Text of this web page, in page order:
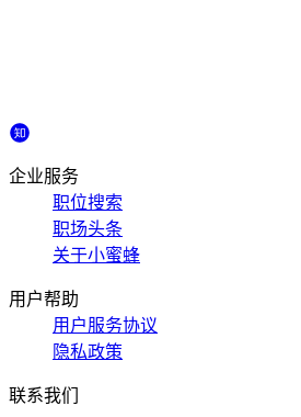
企业服务
职位搜索
职场头条
关于小蜜蜂
用户帮助
用户服务协议
隐私政策
联系我们